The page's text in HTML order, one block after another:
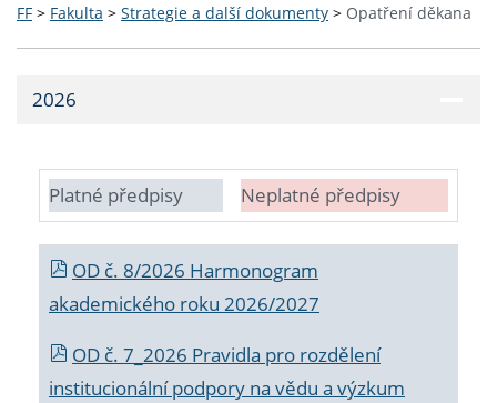
FF > Fakulta > Strategie a další dokumenty > Opatření děkana
2026
Platné předpisy Neplatné předpisy
OD č. 8/2026 Harmonogram
akademického roku 2026/2027
OD č. 7_2026 Pravidla pro rozdělení
institucionální podpory na vědu a výzkum